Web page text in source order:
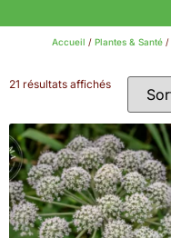
Accueil / Plantes & Santé/
21 résultats affichés